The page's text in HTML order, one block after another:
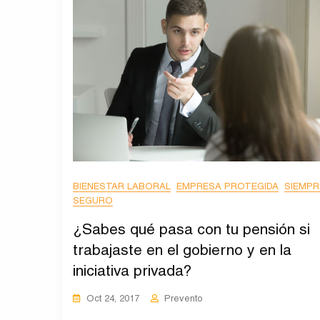
BIENESTAR LABORAL EMPRESA PROTEGIDA
SEGURO
¿Sabes qué pasa con tu pensión si
trabajaste en el gobierno y en la
iniciativa privada?
Oct 24, 2017 Prevento